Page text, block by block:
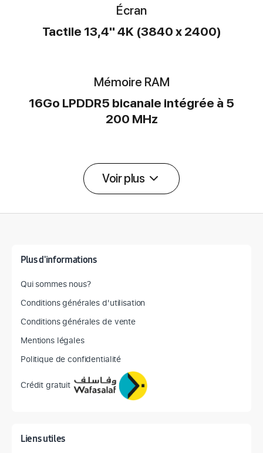
Écran
Tactile 13,4" 4K (3840 x 2400)
Mémoire RAM
16Go LPDDR5 bicanale intégrée à 5
200 MHz
Voir plus
Plus d'informations
Qui sommes nous?
Conditions générales d'utilisation
Conditions générales de vente
Mentions légales
Politique de confidentialité
Crédit gratuit
Liens utiles